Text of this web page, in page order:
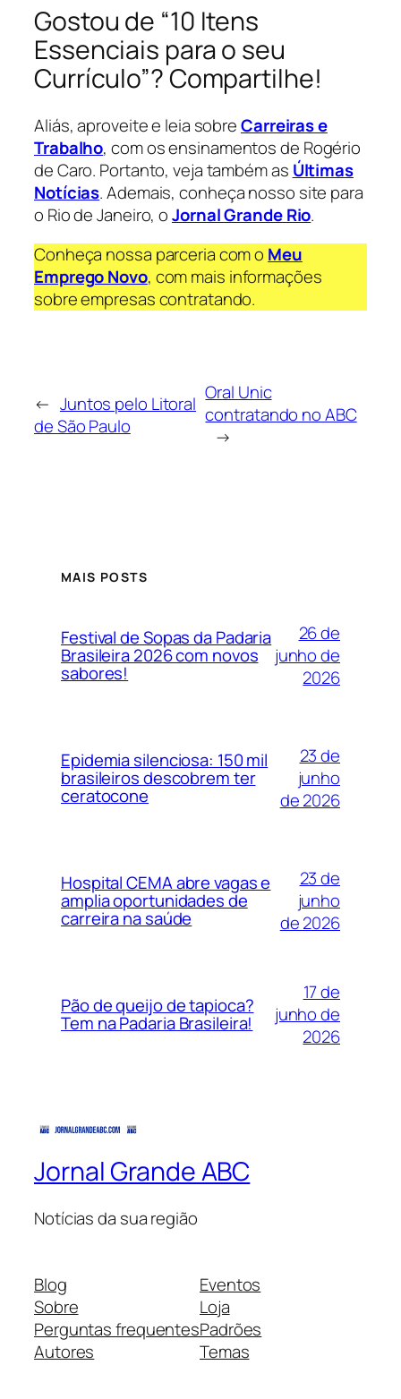
Gostou de “10 Itens
Essenciais para o seu
Currículo”? Compartilhe!
Aliás, aproveite e leia sobreCarreiras e
Trabalho, com os ensinamentos de Rogério
de Caro. Portanto, veja também as Últimas
Notícias. Ademais, conheça nosso site para
o Rio de Janeiro, oJornal Grande Rio.
Conheça nossa parceria com o Meu
Emprego Novo, com mais informações
sobre empresas contratando.
← Juntos pelo Litoral
de São Paulo
Oral Unic
contratando no ABC
→
MAIS POSTS
Festival de Sopas da Padaria
Brasileira 2026 com novos
sabores!
26 de
junho de
2026
Epidemia silenciosa: 150 mil
brasileiros descobrem ter
ceratocone
23 de
junho
de 2026
Hospital CEMA abre vagas e
amplia oportunidades de
carreira na saúde
23 de
junho
de 2026
Pão de queijo de tapioca?
Tem na Padaria Brasileira!
17 de
junho de
2026
Jornal Grande ABC
Notícias da sua região
Blog
Sobre
Perguntas frequentes
Autores
Eventos
Loja
Padrões
Temas